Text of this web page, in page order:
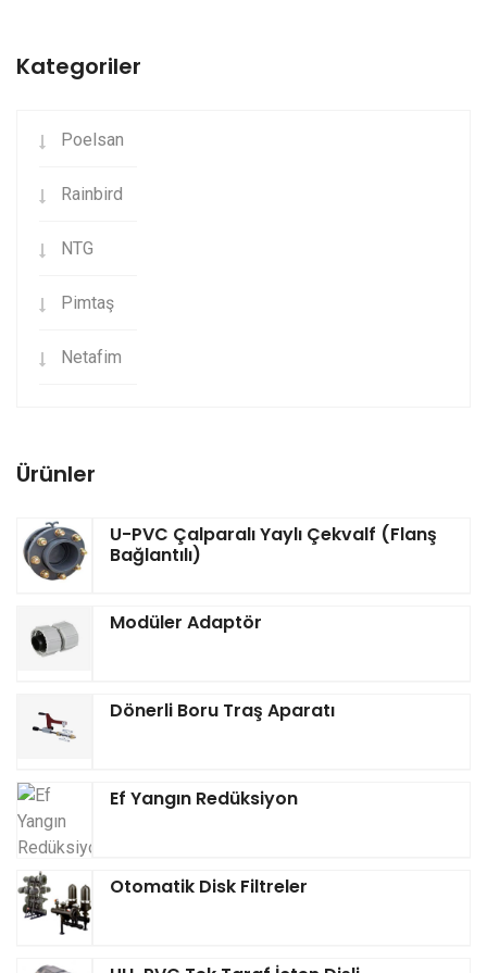
Kategoriler
Poelsan
Rainbird
NTG
Pimtaş
Netafim
Ürünler
U-PVC Çalparalı Yaylı Çekvalf (Flanş
Bağlantılı)
Modüler Adaptör
Dönerli Boru Traş Aparatı
Ef Yangın Redüksiyon
Otomatik Disk Filtreler